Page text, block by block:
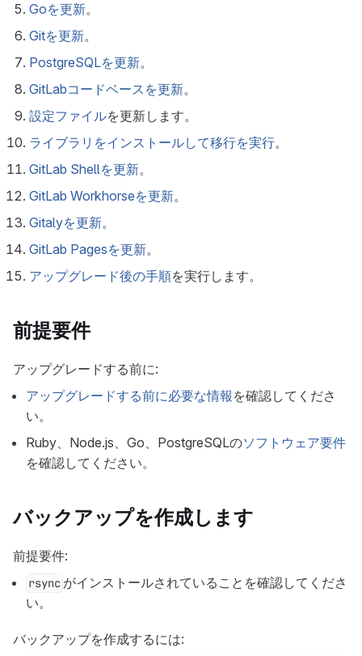
Goを更新。
Gitを更新。
PostgreSQLを更新。
GitLabコードベースを更新。
設定ファイルを更新します。
ライブラリをインストールして移行を実行。
GitLab Shellを更新。
GitLab Workhorseを更新。
Gitalyを更新。
GitLab Pagesを更新。
アップグレード後の手順を実行します。
前提要件
アップグレードする前に:
アップグレードする前に必要な情報 を確認してくださ
い。
Ruby、Node.js、Go、PostgreSQLのソフトウェア要件
を確認してください。
バックアップを作成します
前提要件:
rsync がインストールされていることを確認してくださ
い。
バックアップを作成するには: